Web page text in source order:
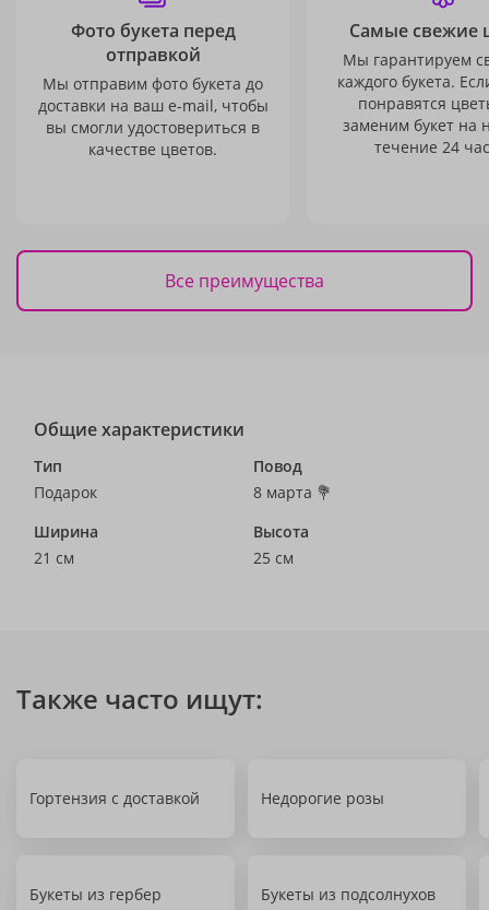
Фото букета перед
отправкой
Мы отправим фото букета до
доставки на ваш e-mail, чтобы
вы смогли удостовериться в
качестве цветов.
Самые свежие
Мы гарантируем
каждого букета.
понравятся
заменим букет на
течение 24
Все преимущества
Общие характеристики
Тип
Подарок
Повод
8 марта 💐
Ширина
21 см
Высота
25 см
Также часто ищут:
Гортензия с доставкой Недорогие розы
Букеты из гербер Букеты из подсолнухов